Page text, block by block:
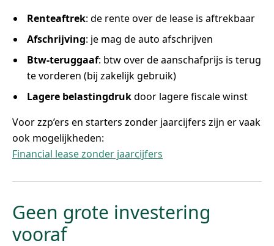
Renteaftrek: de rente over de lease is aftrekbaar
Afschrijving: je mag de auto afschrijven
Btw-teruggaaf: btw over de aanschafprijs is terug
te vorderen (bij zakelijk gebruik)
Lagere belastingdrukdoor lagere fiscale winst
Voor zzp’ers en starters zonder jaarcijfers zijn er vaak
ook mogelijkheden:
Financial lease zonder jaarcijfers
Geen grote investering
vooraf